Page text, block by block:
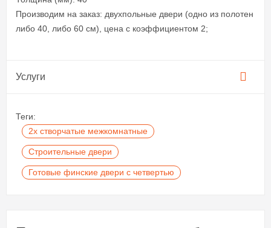
Производим на заказ: двухпольные двери (одно из полотен
либо 40, либо 60 см), цена с коэффициентом 2;
Услуги
Теги:
2х створчатые межкомнатные
Строительные двери
Готовые финские двери с четвертью